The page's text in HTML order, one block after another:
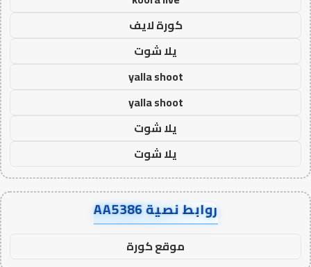
كورة لايف
يلا شوت
yalla shoot
yalla shoot
يلا شوت
يلا شوت
روابط نصية AA5386
موقع كورة